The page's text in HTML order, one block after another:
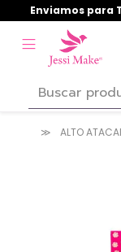
Enviamos para
ALTO